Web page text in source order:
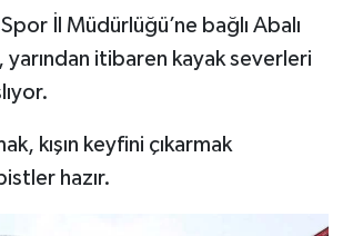
İl Müdürlüğü’ne bağlı Abalı
yarından itibaren kayak severleri
kışın keyfini çıkarmak
hazır.